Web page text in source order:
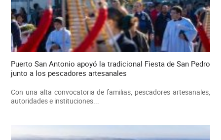
Puerto San Antonio apoyó la tradicional Fiesta de San Pedro
junto a los pescadores artesanales
Con una alta convocatoria de familias, pescadores artesanales,
autoridades e instituciones...